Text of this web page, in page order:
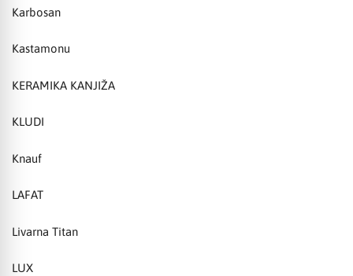
Karbosan
Kastamonu
KERAMIKA KANJIŽA
KLUDI
Knauf
LAFAT
Livarna Titan
LUX